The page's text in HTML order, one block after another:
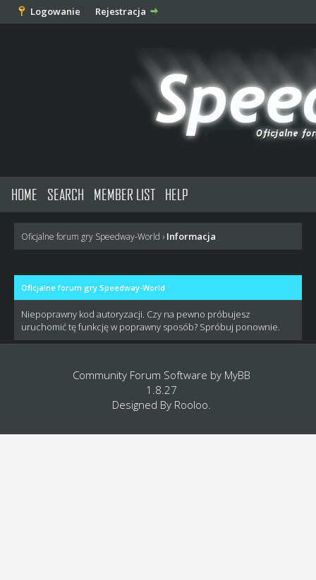
Logowanie Rejestracja
HOME SEARCH MEMBER LIST HELP
Oficjalne forum gry Speedway-World › Informacja
Oficjalne forum gry Speedway-World
Niepoprawny kod autoryzacji. Czy na pewno próbujesz
uruchomić tę funkcję w poprawny sposób? Spróbuj ponownie.
Community Forum Software by MyBB
1.8.27
Designed By Rooloo.